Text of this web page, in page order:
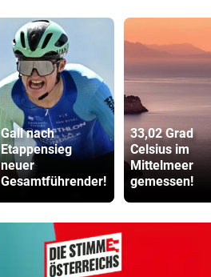
Gall nach
Etappensieg
neuer
Gesamtführender!
33,02 Grad
Celsius im
Mittelmeer
gemessen!